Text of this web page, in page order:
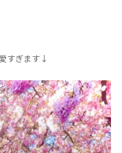
すぎます↓